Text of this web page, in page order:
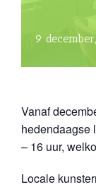
9
Vanaf
hedendaagse
– 16 uur,
Locale